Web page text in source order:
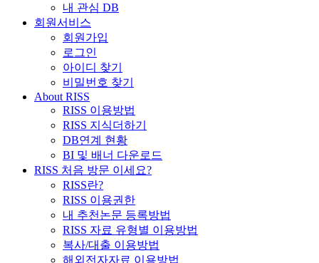
내 관심 DB
회원서비스
회원가입
로그인
아이디 찾기
비밀번호 찾기
About RISS
RISS 이용방법
RISS 지식더하기
DB연계 현황
BI 및 배너 다운로드
RISS 처음 방문 이세요?
RISS란?
RISS 이용권한
내 추천논문 등록방법
RISS 자료 유형별 이용방법
복사/대출 이용방법
해외전자자료 이용방법